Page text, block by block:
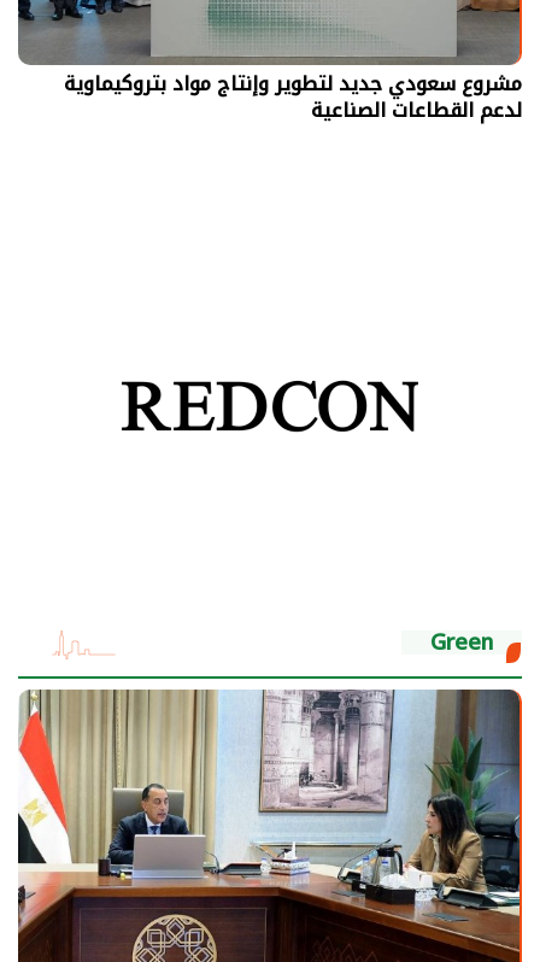
مشروع سعودي جديد لتطوير وإنتاج مواد بتروكيماوية
لدعم القطاعات الصناعية
Green